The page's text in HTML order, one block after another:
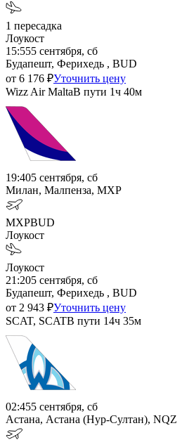
1 пересадка
Лоукост
15:555 сентября, сб
Будапешт, Ферихедь , BUD
от 6 176 ₽Уточнить цену
Wizz Air MaltaВ пути 1ч 40м
19:405 сентября, сб
Милан, Малпенза, MXP
MXPBUD
Лоукост
Лоукост
21:205 сентября, сб
Будапешт, Ферихедь , BUD
от 2 943 ₽Уточнить цену
SCAT, SCATВ пути 14ч 35м
02:455 сентября, сб
Астана, Астана (Нур-Султан), NQZ